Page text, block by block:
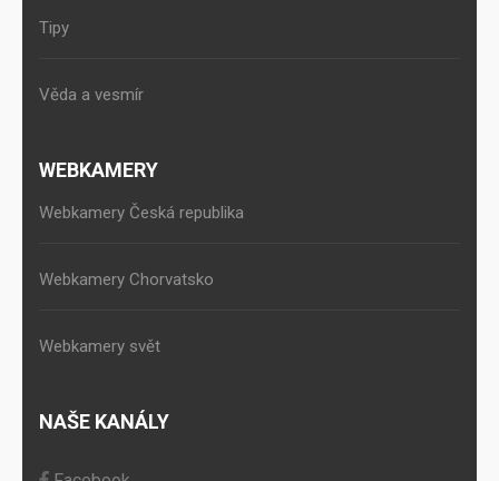
Tipy
Věda a vesmír
WEBKAMERY
Webkamery Česká republika
Webkamery Chorvatsko
Webkamery svět
NAŠE KANÁLY